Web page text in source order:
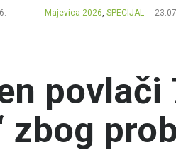
Majevica 2026, SPECIJAL
povlači
zbog